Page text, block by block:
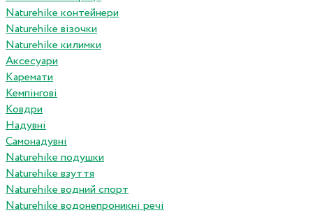
Naturehike контейнери
Naturehike візочки
Naturehike килимки
Аксесуари
Каремати
Кемпінгові
Ковдри
Надувні
Самонадувні
Naturehike подушки
Naturehike взуття
Naturehike водний спорт
Naturehike водонепроникні речі